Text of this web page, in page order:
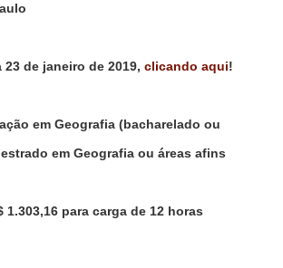
23 de janeiro de 2019, clicando aqui!
em Geografia (bacharelado ou
em Geografia ou áreas afins
1.303,16 para carga de 12 horas